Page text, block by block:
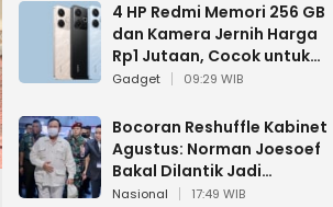
4 HP Redmi Memori 256 GB
dan Kamera Jernih Harga
Rp1 Jutaan, Cocok untuk
Multitasking
Gadget 09:29 WIB
Bocoran Reshuffle Kabinet
Agustus: Norman Joesoef
Bakal Dilantik Jadi
Wamenhan RI
Nasional 17:49 WIB